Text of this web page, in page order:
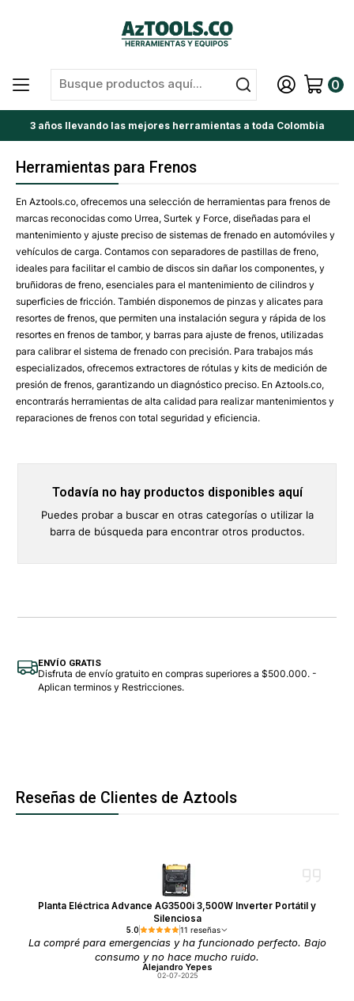
0
3 años llevando las mejores herramientas a toda Colombia
Herramientas para Frenos
En Aztools.co, ofrecemos una selección de herramientas para frenos de
marcas reconocidas como Urrea, Surtek y Force, diseñadas para el
mantenimiento y ajuste preciso de sistemas de frenado en automóviles y
vehículos de carga. Contamos con separadores de pastillas de freno,
ideales para facilitar el cambio de discos sin dañar los componentes, y
bruñidoras de freno, esenciales para el mantenimiento de cilindros y
superficies de fricción. También disponemos de pinzas y alicates para
resortes de frenos, que permiten una instalación segura y rápida de los
resortes en frenos de tambor, y barras para ajuste de frenos, utilizadas
para calibrar el sistema de frenado con precisión. Para trabajos más
especializados, ofrecemos extractores de rótulas y kits de medición de
presión de frenos, garantizando un diagnóstico preciso. En Aztools.co,
encontrarás herramientas de alta calidad para realizar mantenimientos y
reparaciones de frenos con total seguridad y eficiencia.
Todavía no hay productos disponibles aquí
Puedes probar a buscar en otras categorías o utilizar la
barra de búsqueda para encontrar otros productos.
ENVÍO GRATIS
Disfruta de envío gratuito en compras superiores a $500.000. -
Aplican terminos y Restricciones.
Reseñas de Clientes de Aztools
Planta Eléctrica Advance AG3500i 3,500W Inverter Portátil y
Silenciosa
5.0 11 reseñas
La compré para emergencias y ha funcionado perfecto. Bajo
consumo y no hace mucho ruido.
Alejandro Yepes
02-07-2025